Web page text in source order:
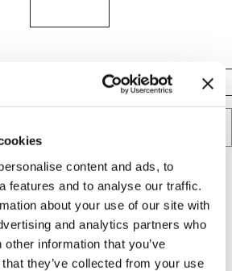
content and ads, to
features and to analyse our traffic.
about your use of our site with
and analytics partners who
information that you’ve
they’ve collected from your use
XL XXL
som gir full bevegelsesfrihet og kjølig komfort.
puster svært godt, og den sømløse
og gnissing under harde økter. Normal
gjør den like anvendelig på treningssenteret som
92 % polyamid, 8 % elastan.